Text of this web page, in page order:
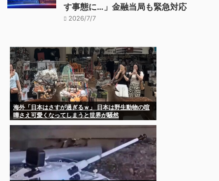
す事態に…」金融当局も緊急対応
2026/7/7
海外「日本はさすが過ぎるｗ」 日本は野生動物の喧
嘩さえ可愛くなってしまうと世界が騒然